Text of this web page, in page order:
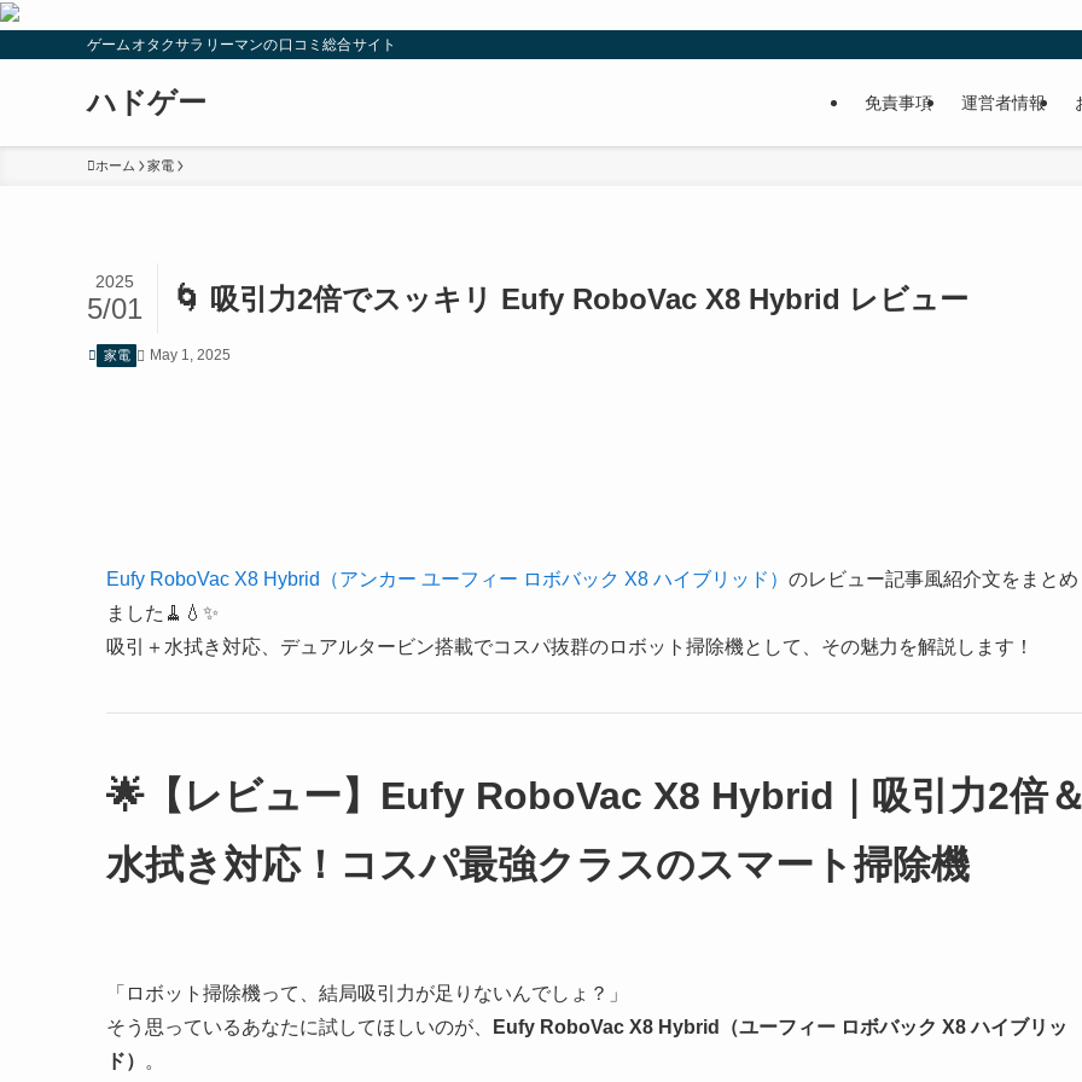
ゲームオタクサラリーマンの口コミ総合サイト
ハドゲー 免責事項 運営者情報
ホーム 家電
🌀 吸引力2倍でスッキリ Eufy RoboVac X8 Hybrid レビュー
2025
5/01
家電 May 1, 2025
Eufy RoboVac X8 Hybrid（アンカー ユーフィー ロボバック X8 ハイブリッド） のレビュー記事風紹介文をまとめ
ました🧹💧✨
吸引＋水拭き対応、デュアルタービン搭載でコスパ抜群のロボット掃除機として、その魅力を解説します！
🌟【レビュー】Eufy RoboVac X8 Hybrid｜吸引力2倍＆
水拭き対応！コスパ最強クラスのスマート掃除機
「ロボット掃除機って、結局吸引力が足りないんでしょ？」
そう思っているあなたに試してほしいのが、
Eufy RoboVac X8 Hybrid（ユーフィー ロボバック X8 ハイブリッ
ド）
。